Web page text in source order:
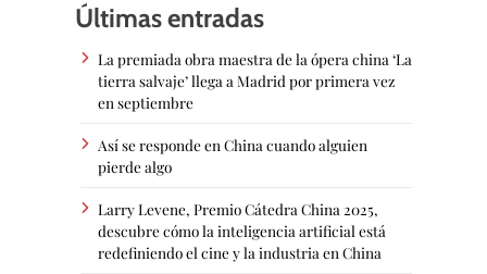
Últimas entradas
La premiada obra maestra de la ópera china ‘La
tierra salvaje’ llega a Madrid por primera vez
en septiembre
Así se responde en China cuando alguien
pierde algo
Larry Levene, Premio Cátedra China 2025,
descubre cómo la inteligencia artificial está
redefiniendo el cine y la industria en China